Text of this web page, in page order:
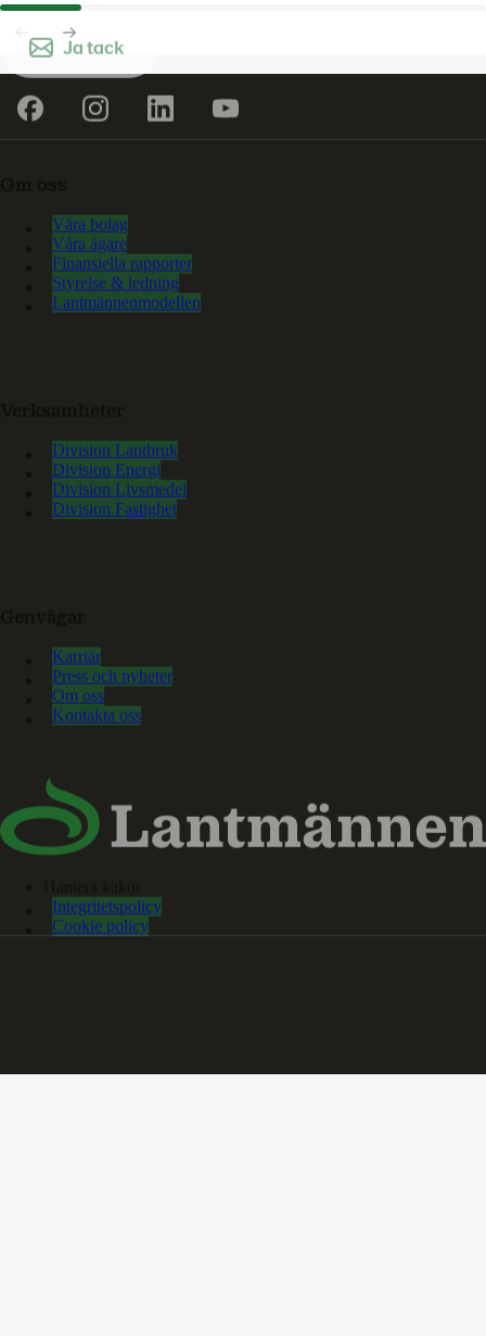
Ja tack
Våra bolag
Våra ägare
Finansiella rapporter
Styrelse & ledning
Lantmännenmodellen
Division Lantbruk
Division Energi
Division Livsmedel
Division Fastighet
Karriär
Press och nyheter
Om oss
Kontakta oss
Integritetspolicy
Cookie policy